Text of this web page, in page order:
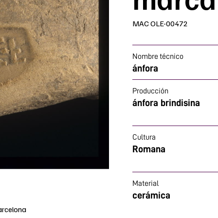
MAC OLE-00472
Nombre técnico
ánfora
Producción
ánfora brindisina
Cultura
Romana
Material
cerámica